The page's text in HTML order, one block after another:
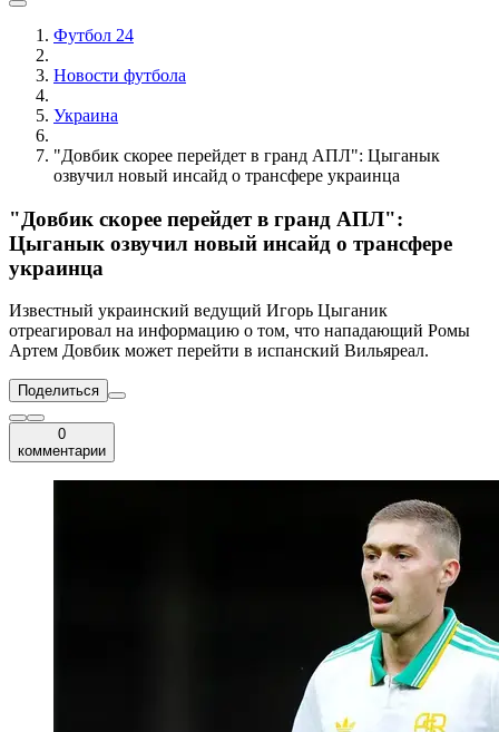
Футбол 24
Новости футбола
Украина
"Довбик скорее перейдет в гранд АПЛ": Цыганык
озвучил новый инсайд о трансфере украинца
"Довбик скорее перейдет в гранд АПЛ":
Цыганык озвучил новый инсайд о трансфере
украинца
Известный украинский ведущий Игорь Цыганик
отреагировал на информацию о том, что нападающий Ромы
Артем Довбик может перейти в испанский Вильяреал.
Поделиться
0
комментарии